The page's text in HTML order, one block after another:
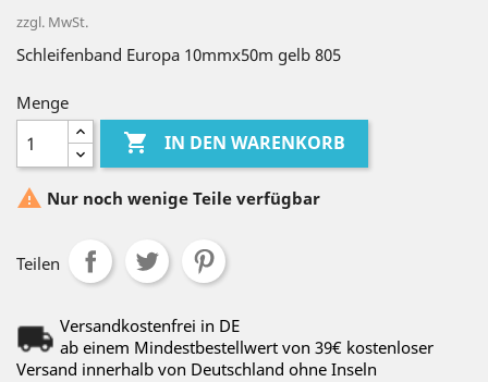
zzgl. MwSt.
Schleifenband Europa 10mmx50m gelb 805
Menge
 IN DEN WARENKORB
 Nur noch wenige Teile verfügbar
Teilen
Versandkostenfrei in DE
ab einem Mindestbestellwert von 39€ kostenloser
Versand innerhalb von Deutschland ohne Inseln